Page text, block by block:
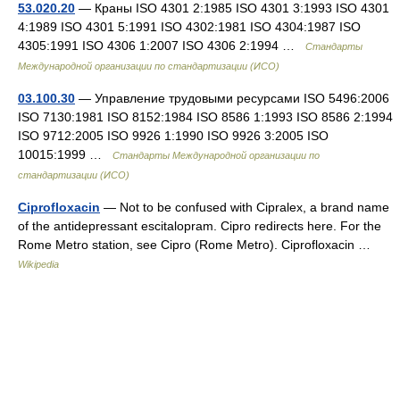
53.020.20 — Краны ISO 4301 2:1985 ISO 4301 3:1993 ISO 4301
4:1989 ISO 4301 5:1991 ISO 4302:1981 ISO 4304:1987 ISO
4305:1991 ISO 4306 1:2007 ISO 4306 2:1994 …
Стандарты
Международной организации по стандартизации (ИСО)
03.100.30 — Управление трудовыми ресурсами ISO 5496:2006
ISO 7130:1981 ISO 8152:1984 ISO 8586 1:1993 ISO 8586 2:1994
ISO 9712:2005 ISO 9926 1:1990 ISO 9926 3:2005 ISO
10015:1999 …
Стандарты Международной организации по
стандартизации (ИСО)
Ciprofloxacin — Not to be confused with Cipralex, a brand name
of the antidepressant escitalopram. Cipro redirects here. For the
Rome Metro station, see Cipro (Rome Metro). Ciprofloxacin …
Wikipedia